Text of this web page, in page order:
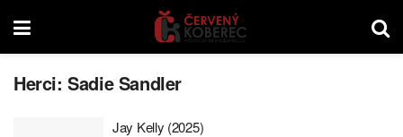
Herci:Sadie Sandler
Jay Kelly (2025)